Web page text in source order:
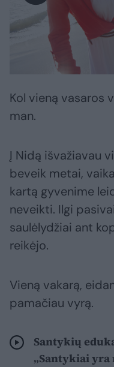
Kol vieną vasaros
man.
Į Nidą išvažiavau
beveik metai,
kartą gyvenime
neveikti. Ilgi
saulėlydžiai ant
reikėjo.
Vieną vakarą,
pamačiau vyrą.
Santykių
„Santykiai